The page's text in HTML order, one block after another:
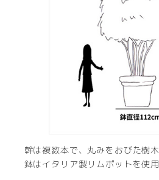
幹は複数本で、丸みをおびた樹木
鉢はイタリア製リムポットを使用